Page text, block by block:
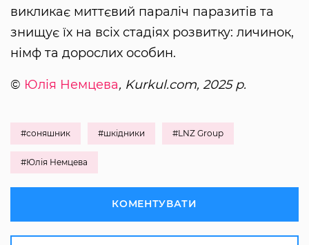
викликає миттєвий параліч паразитів та
знищує їх на всіх стадіях розвитку: личинок,
німф та дорослих особин.
© Юлія Немцева, Kurkul.com, 2025 р.
#соняшник #шкідники #LNZ Group
#Юлія Немцева
КОМЕНТУВАТИ